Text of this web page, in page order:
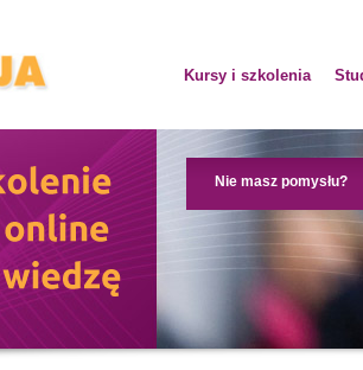
Kursy i szkolenia
Nie masz pomysłu?